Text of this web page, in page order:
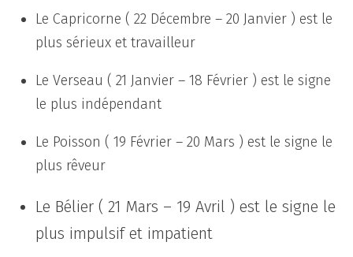
Le Capricorne ( 22 Décembre – 20 Janvier ) est le
plus sérieux et travailleur
Le Verseau ( 21 Janvier – 18 Février ) est le signe
le plus indépendant
Le Poisson ( 19 Février – 20 Mars ) est le signe le
plus rêveur
Le Bélier ( 21 Mars – 19 Avril ) est le signe le
plus impulsif et impatient